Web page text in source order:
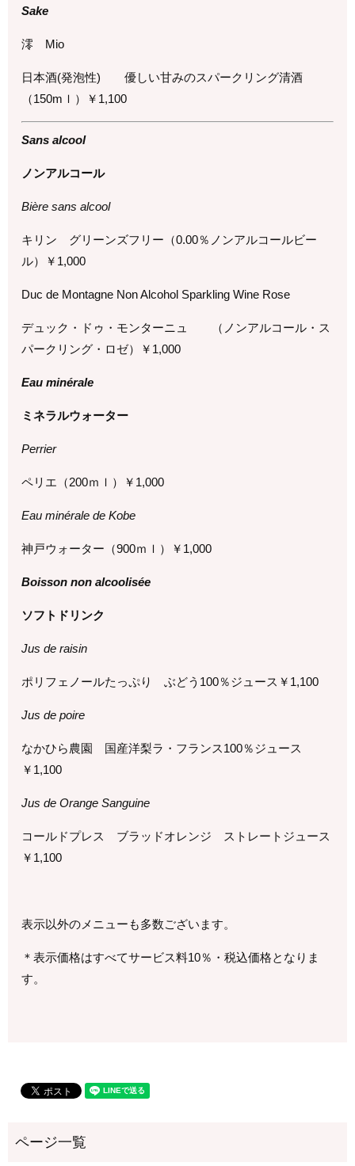
Sake
澪 Mio
日本酒(発泡性) 優しい甘みのスパークリング清酒
（150m ｌ）￥ 1,100
Sans alcool
ノンアルコール
Bière sans alcool
キリン グリーンズフリー（0.00％ノンアルコールビー
ル）￥1,000
Duc de Montagne Non Alcohol Sparkling Wine Rose
デュック・ドゥ・モンターニュ （ノンアルコール・ス
パークリング・ロゼ）￥1,000
Eau minérale
ミネラルウォーター
Perrier
ペリエ（200ｍｌ）￥1,000
Eau minérale de Kobe
神戸ウォーター（900ｍｌ）￥1,000
Boisson non alcoolisée
ソフトドリンク
Jus de raisin
ポリフェノールたっぷり ぶどう 100％ジュース￥ 1,100
Jus de poire
なかひら農園 国産洋梨ラ・フランス100％ジュース
￥ 1,100
Jus de Orange Sanguine
コールドプレス ブラッドオレンジ ストレートジュース
￥ 1,100
表示以外のメニューも多数ございます。
＊表示価格はすべてサービス料10％・税込価格となりま
す。